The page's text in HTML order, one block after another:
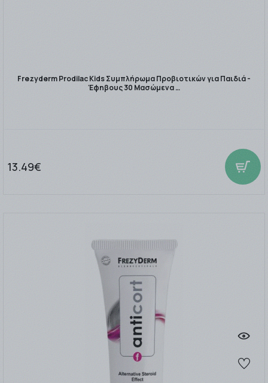
Frezyderm Prodilac Kids Συμπλήρωμα Προβιοτικών για Παιδιά -
Έφηβους 30 Μασώμενα …
13.49€